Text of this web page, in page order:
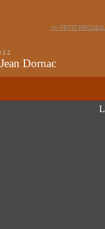
<< PETIT
Dornac